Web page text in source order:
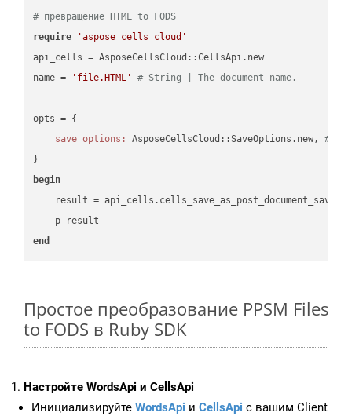
# превращение HTML to FODS
require
'aspose_cells_cloud'
api_cells = AsposeCellsCloud::CellsApi.new
name =
'file.HTML' # String | The document name.
opts = {
save_options:
AsposeCellsCloud::SaveOptions.new, #
begin
result =
end
Простое преобразование PPSM Files
to FODS в Ruby SDK
Настройте WordsApi и CellsApi
Инициализируйте WordsApi и CellsApi с вашим Client